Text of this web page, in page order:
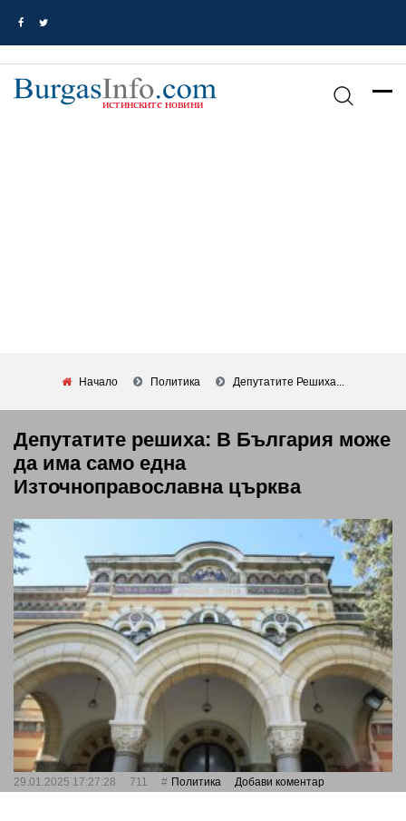
Начало Политика Депутатите Решиха...
Депутатите решиха: В България може
да има само една
Източноправославна църква
29.01.2025 17:27:28 711 Политика Добави коментар